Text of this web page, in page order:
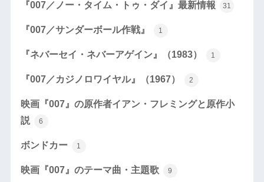
『007／ノー・タイム・トゥ・ダイ』最新情報 31
『007／サンダーボール作戦』 1
『ネバーセイ・ネバーアゲイン』（1983） 1
『007／カジノロワイヤル』（1967） 2
映画『007』の原作者イアン・フレミングと原作小
説
6
ボンドカー 1
映画『007』のテーマ曲・主題歌 9